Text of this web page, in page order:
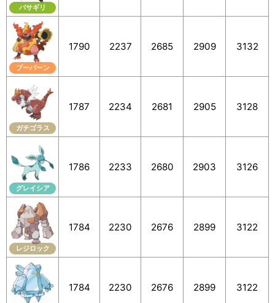
バサギリ
ブーバーン
1790 2237 2685 2909 3132
ガチゴラス
1787 2234 2681 2905 3128
グレイシア
1786 2233 2680 2903 3126
レジロック
1784 2230 2676 2899 3122
1784 2230 2676 2899 3122